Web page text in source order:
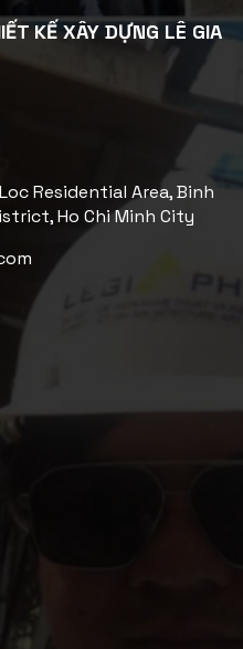
KẾ XÂY DỰNG LÊ GIA
Residential Area, Binh
Ho Chi Minh City